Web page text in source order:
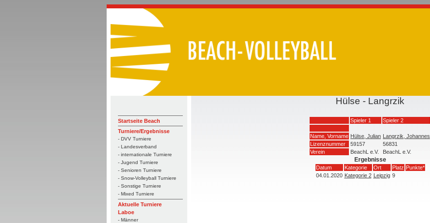
Startseite Beach
Turniere/Ergebnisse
- DVV Turniere
- Landesverband
- internationale Turniere
- Jugend Turniere
- Senioren Turniere
- Snow-Volleyball Turniere
- Sonstige Turniere
- Mixed Turniere
Aktuelle Turniere
Laboe
- Männer
Hülse - Langrzik
Spieler 1 Spieler 2
Name, Vorname Hülse, Julian Langrzik, Johannes
Lizenznummer
59157
56831
Verein
BeachL e.V. BeachL e.V.
Ergebnisse
Datum Kategorie Ort Platz Punkte*
04.01.2020 Kategorie 2 Leipzig 9